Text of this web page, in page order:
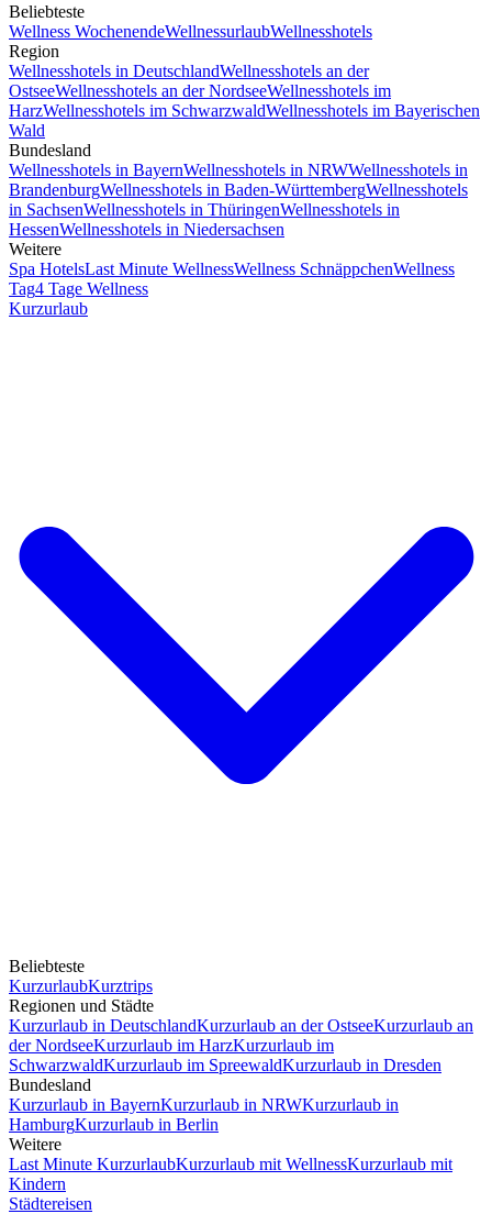
Beliebteste
Wellness WochenendeWellnessurlaubWellnesshotels
Region
Wellnesshotels in DeutschlandWellnesshotels an der
OstseeWellnesshotels an der NordseeWellnesshotels im
HarzWellnesshotels im SchwarzwaldWellnesshotels im Bayerischen
Wald
Bundesland
Wellnesshotels in BayernWellnesshotels in NRWWellnesshotels in
BrandenburgWellnesshotels in Baden-WürttembergWellnesshotels
in SachsenWellnesshotels in ThüringenWellnesshotels in
HessenWellnesshotels in Niedersachsen
Weitere
Spa HotelsLast Minute WellnessWellness SchnäppchenWellness
Tag4 Tage Wellness
Kurzurlaub
Beliebteste
KurzurlaubKurztrips
Regionen und Städte
Kurzurlaub in DeutschlandKurzurlaub an der OstseeKurzurlaub an
der NordseeKurzurlaub im HarzKurzurlaub im
SchwarzwaldKurzurlaub im SpreewaldKurzurlaub in Dresden
Bundesland
Kurzurlaub in BayernKurzurlaub in NRWKurzurlaub in
HamburgKurzurlaub in Berlin
Weitere
Last Minute KurzurlaubKurzurlaub mit WellnessKurzurlaub mit
Kindern
Städtereisen